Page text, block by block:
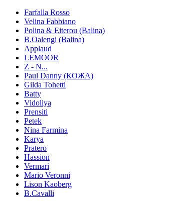
Farfalla Rosso
Velina Fabbiano
Polina & Eiterou (Balina)
B.Oalengi (Balina)
Applaud
LEMOOR
Z - N...
Paul Danny (КОЖА)
Gilda Tohetti
Batty
Vidoliya
Prensiti
Petek
Nina Farmina
Karya
Pratero
Hassion
Vermari
Mario Veronni
Lison Kaoberg
B.Cavalli